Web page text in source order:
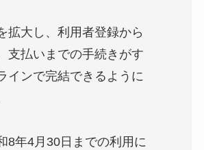
拡大し、利用者登録から
支払いまでの手続きがす
インで完結できるように
8年4月30日までの利用に